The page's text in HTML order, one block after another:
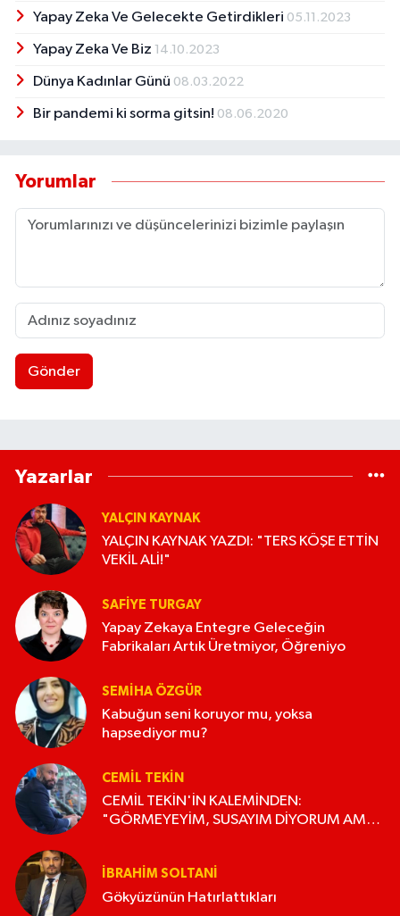
Yapay Zeka Ve Gelecekte Getirdikleri 05.11.2023
Yapay Zeka Ve Biz 14.10.2023
Dünya Kadınlar Günü 08.03.2022
Bir pandemi ki sorma gitsin! 08.06.2020
Yorumlar
Gönder
Yazarlar
YALÇIN KAYNAK
YALÇIN KAYNAK YAZDI: "TERS KÖŞE ETTİN
VEKİL ALİ!"
SAFIYE TURGAY
Yapay Zekaya Entegre Geleceğin
Fabrikaları Artık Üretmiyor, Öğreniyo
SEMIHA ÖZGÜR
Kabuğun seni koruyor mu, yoksa
hapsediyor mu?
CEMIL TEKIN
CEMİL TEKİN'İN KALEMİNDEN:
"GÖRMEYEYİM, SUSAYIM DİYORUM AMA
İBRAHIM SOLTANI
Gökyüzünün Hatırlattıkları